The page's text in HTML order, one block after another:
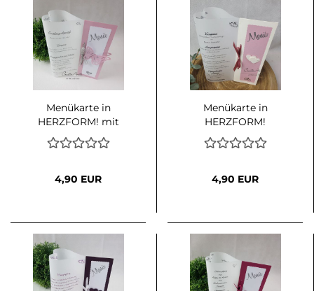
Menükarte in
HERZFORM! mit
Schmetterlingen
4,90 EUR
Menükarte in
HERZFORM!
Traumlicht in Altweiß-
Altrosa
4,90 EUR